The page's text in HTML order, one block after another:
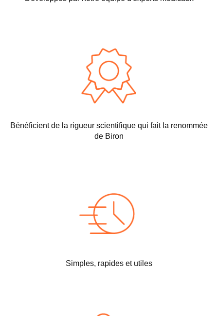
Bénéficient de la rigueur scientifique qui fait la renommée
de Biron
Simples, rapides et utiles